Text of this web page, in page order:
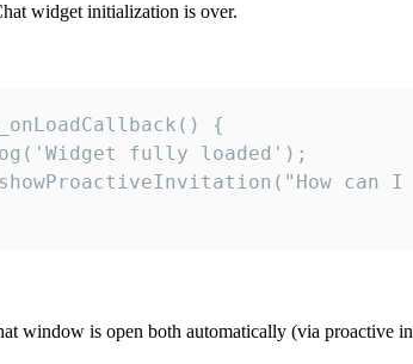
widget initialization is over.
{
fully loaded');
can I
window is open both automatically (via proactive